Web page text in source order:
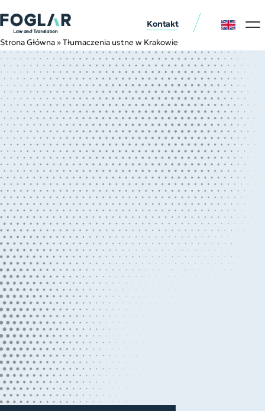
Strona Główna »Tłumaczenia ustne w Krakowie
Kontakt